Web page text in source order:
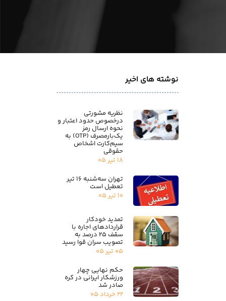
نوشته های اخیر
نظریه مشورتی
درخصوص حدود اعتبار و
نحوه ارسال رمز
یک‌بارمصرف (OTP) به
سیم‌کارت اشخاص
حقوقی
۱۸ تیر ۰۵
تهران سه‌شنبه ۱۶ تیر
تعطیل است
۱۰ تیر ۰۵
تمدید خودکار
قراردادهای اجاره با
سقف ۲۵ درصد به
تصویب سران قوا رسید
۰۵ تیر ۰۵
حکم نهایی چهار
ورزشکار ایرانی در کره
صادر شد
۲۲ خرداد ۰۵